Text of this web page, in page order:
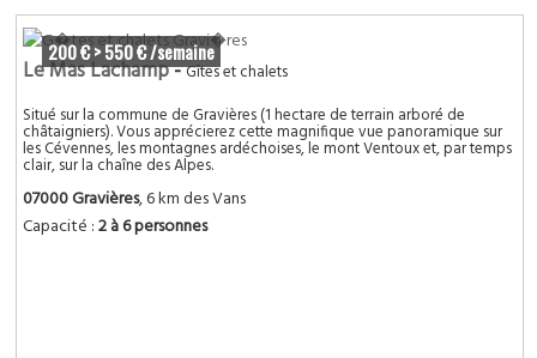
200 € > 550 € /semaine
Le Mas Lachamp-Gîtes et chalets
Situé sur la commune de Gravières (1 hectare de terrain arboré de
châtaigniers). Vous apprécierez cette magnifique vue panoramique sur
les Cévennes, les montagnes ardéchoises, le mont Ventoux et, par temps
clair, sur la chaîne des Alpes.
07000 Gravières, 6 km des Vans
Capacité :2 à 6 personnes